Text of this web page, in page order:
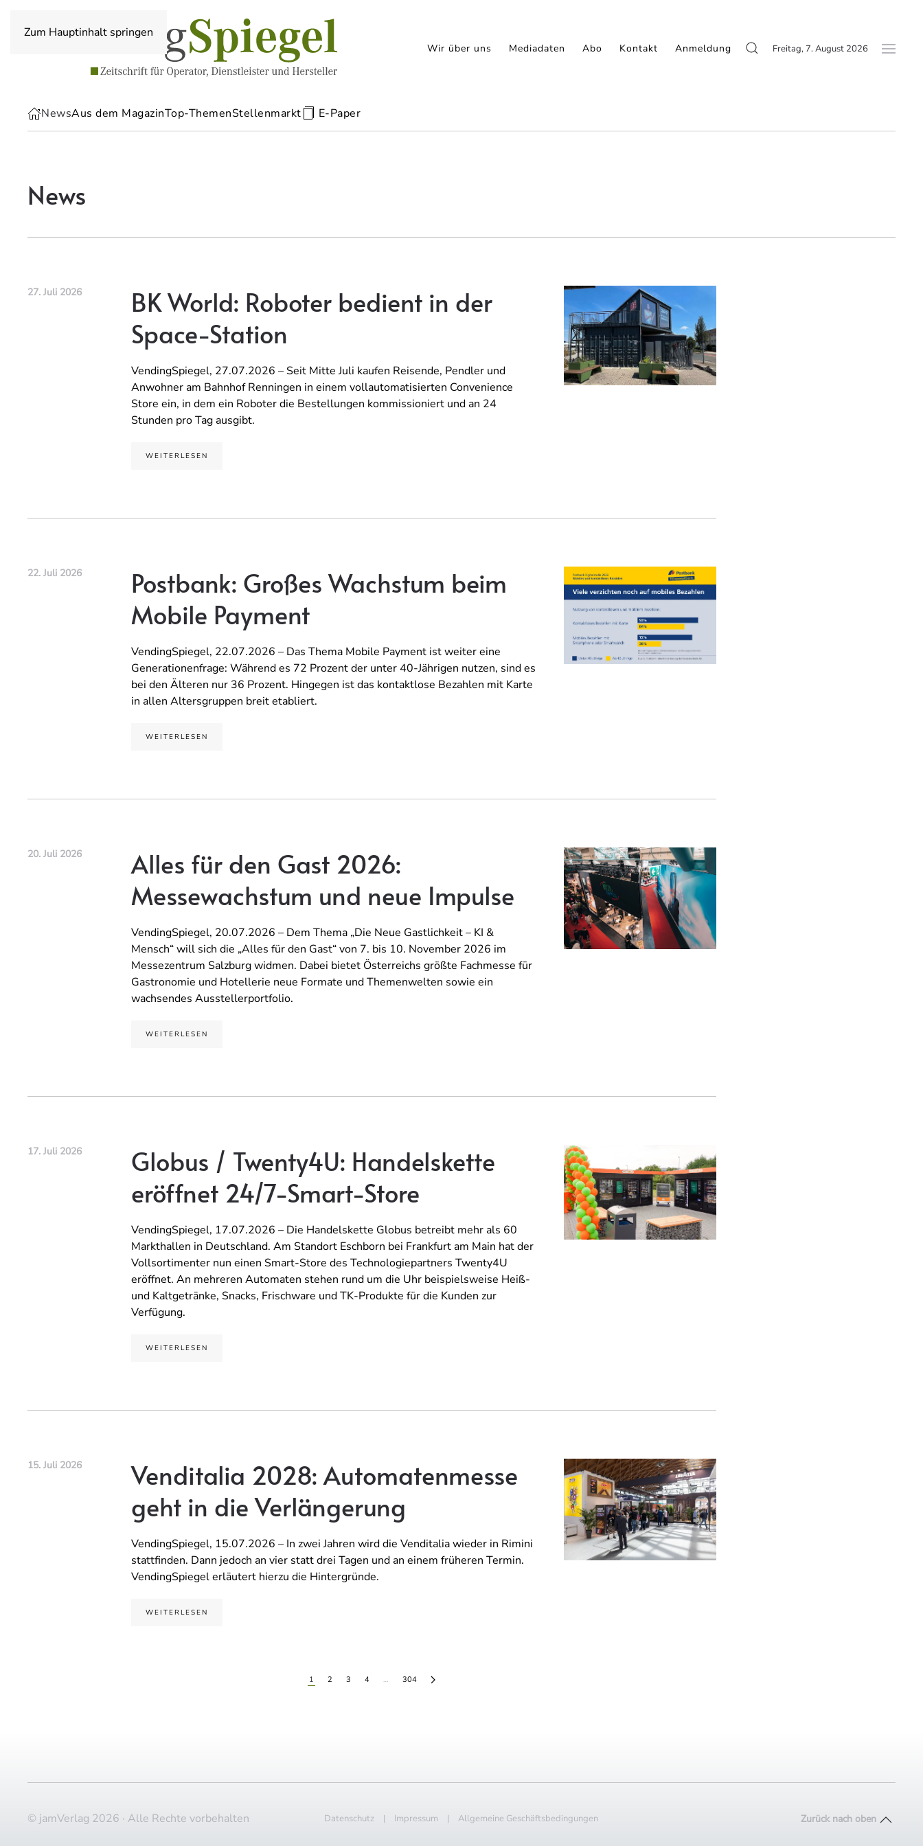
Zum Hauptinhalt springen
Wir über uns Mediadaten Abo Kontakt Anmeldung Freitag, 7. August 2026
NewsAus dem MagazinTop-ThemenStellenmarkt E-Paper
News
27. Juli 2026
BK World: Roboter bedient in der
Space-Station
VendingSpiegel, 27.07.2026 – Seit Mitte Juli kaufen Reisende, Pendler und
Anwohner am Bahnhof Renningen in einem vollautomatisierten Convenience
Store ein, in dem ein Roboter die Bestellungen kommissioniert und an 24
Stunden pro Tag ausgibt.
WEITERLESEN
22. Juli 2026
Postbank: Großes Wachstum beim
Mobile Payment
VendingSpiegel, 22.07.2026 – Das Thema Mobile Payment ist weiter eine
Generationenfrage: Während es 72 Prozent der unter 40-Jährigen nutzen, sind es
bei den Älteren nur 36 Prozent. Hingegen ist das kontaktlose Bezahlen mit Karte
in allen Altersgruppen breit etabliert.
WEITERLESEN
20. Juli 2026
Alles für den Gast 2026:
Messewachstum und neue Impulse
VendingSpiegel, 20.07.2026 – Dem Thema „Die Neue Gastlichkeit – KI &
Mensch“ will sich die „Alles für den Gast“ von 7. bis 10. November 2026 im
Messezentrum Salzburg widmen. Dabei bietet Österreichs größte Fachmesse für
Gastronomie und Hotellerie neue Formate und Themenwelten sowie ein
wachsendes Ausstellerportfolio.
WEITERLESEN
17. Juli 2026
Globus / Twenty4U: Handelskette
eröffnet 24/7-Smart-Store
VendingSpiegel, 17.07.2026 – Die Handelskette Globus betreibt mehr als 60
Markthallen in Deutschland. Am Standort Eschborn bei Frankfurt am Main hat der
Vollsortimenter nun einen Smart-Store des Technologiepartners Twenty4U
eröffnet. An mehreren Automaten stehen rund um die Uhr beispielsweise Heiß-
und Kaltgetränke, Snacks, Frischware und TK-Produkte für die Kunden zur
Verfügung.
WEITERLESEN
15. Juli 2026
Venditalia 2028: Automatenmesse
geht in die Verlängerung
VendingSpiegel, 15.07.2026 – In zwei Jahren wird die Venditalia wieder in Rimini
stattfinden. Dann jedoch an vier statt drei Tagen und an einem früheren Termin.
VendingSpiegel erläutert hierzu die Hintergründe.
WEITERLESEN
1 2 3 4 … 304
© jamVerlag 2026 · Alle Rechte vorbehalten Datenschutz | Impressum |Allgemeine Geschäftsbedingungen Zurück nach oben